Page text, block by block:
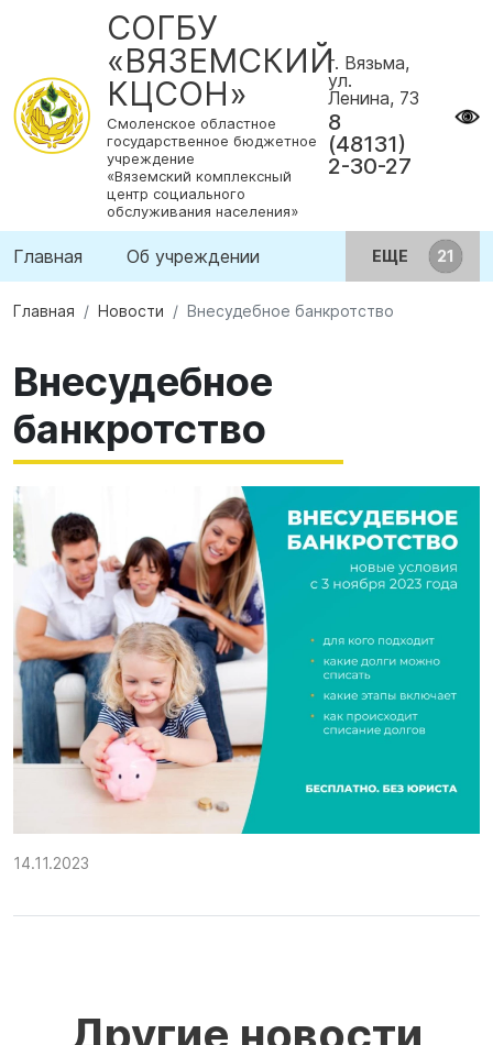
СОГБУ
«ВЯЗЕМСКИЙ
КЦСОН»
Смоленское областное
государственное бюджетное
учреждение
«Вяземский комплексный
центр социального
обслуживания населения»
г. Вязьма,
ул.
Ленина, 73
8
(48131)
2-30-27
Главная Об учреждении ЕЩЕ
Главная Новости Внесудебное банкротство
Внесудебное
банкротство
14.11.2023